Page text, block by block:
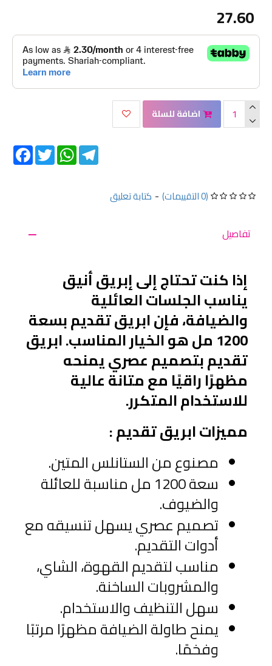
(0 التقييمات) - كتابة تعليق
27.60
اضافة للسلة
Twitter
WhatsAppTelegram
تفاصيل
للاستخدام المتكرر.
مميزات ابريق تقديم :
مصنوع من الستانلس المتين.
والضيوف.
أدوات التقديم.
والمشروبات الساخنة.
سهل التنظيف والاستخدام.
وفخمًا.